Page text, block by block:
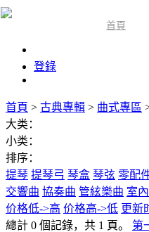
首頁
登錄
首頁 > 古典專輯 > 曲式專區
大类：
小类：
排序：
提琴 提琴弓 琴盒 琴弦 零配
交響曲 協奏曲 管絃樂曲 室
价格低->高 价格高->低 更新
總計 0 個記錄，共 1 頁。 第